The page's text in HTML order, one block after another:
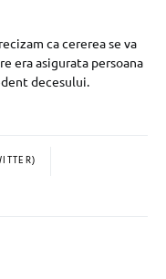
ca cererea se va
era asigurata persoana
decesului.